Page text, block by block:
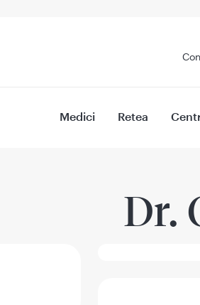
Medici Retea
Dr.